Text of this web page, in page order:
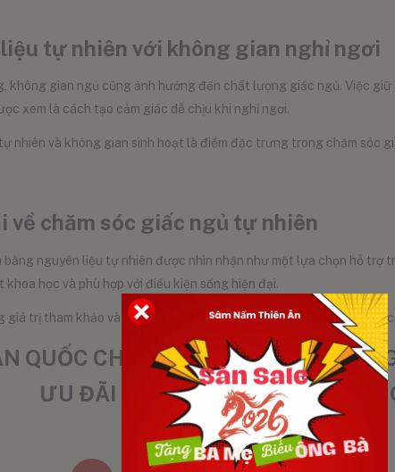
tự nhiên với không gian nghỉ ngơi
không gian ngủ cũng ảnh hưởng đến chất lượng giấc ngủ. Việc
xem là cách tạo cảm giác dễ chịu khi nghỉ ngơi.
nhiên và không gian sinh hoạt là điểm đặc trưng trong chăm sóc
về chăm sóc giấc ngủ tự nhiên
bằng nguyên liệu tự nhiên được nhìn nhận như một lựa chọn hỗ trợ
học và phù hợp với điều kiện sống hiện đại.
giá trị tham khảo và góp phần đa dạng hóa cách tiếp cận giấc ngủ
QUỐC CHÍNH HÃNG – UỐNG MỖI
ƯU ĐÃI ĐẶC BIỆT KHI MUA HÀNG